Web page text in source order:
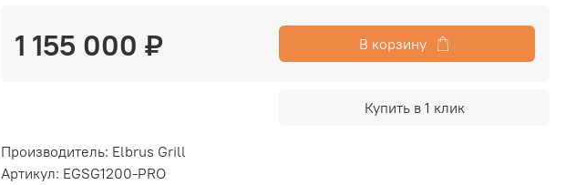
1 155 000 ₽ В корзину
Купить в 1 клик
Производитель: Elbrus Grill
Артикул: EGSG1200-PRO